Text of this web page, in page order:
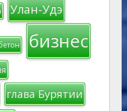
Улан-Удэ
бизнес
глава Бурятии